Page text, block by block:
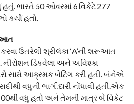
હતું. ભારતે 50 ઓવરમાં 6 વિકેટે 277
કર્યો હતો.
કરવા ઉતરેલી શ્રીલંકા ‘A’ની શરૂઆત
ડિકવેલા અને અવિશ્કા
સામે આક્રમક બેટિંગ કરી હતી. બંનેએ
વધુની ભાગીદારી નોંધાવી હતી.એક
વધુ હતો અને તેમની માત્ર બે વિકેટ